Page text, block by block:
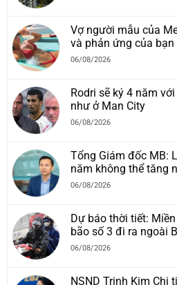
Vợ người mẫu của
và phản ứng của
06/08/2026
Rodri sẽ ký 4 năm
như ở Man City
06/08/2026
Tổng Giám đốc MB:
năm không thể tăng
06/08/2026
Dự báo thời tiết:
bão số 3 đi ra ngoài
06/08/2026
NSND Trịnh Kim Chi